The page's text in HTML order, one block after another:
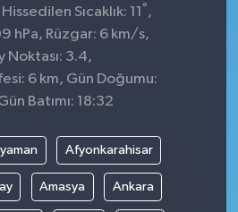
Sıcaklık: 11 ° ,
hPa, Rüzgar: 6 km/s,
Noktası: 3.4,
6 km, Gün Doğumu:
Batımı: 18:32
Afyonkarahisar
Amasya Ankara